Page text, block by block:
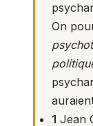
On
1 Jean